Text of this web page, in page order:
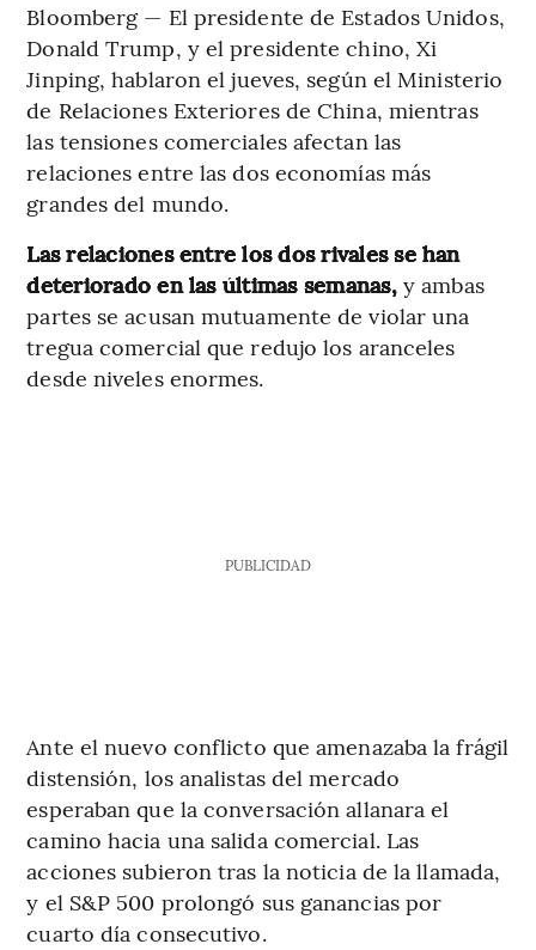
Bloomberg — El presidente de Estados Unidos,
Donald Trump, y el presidente chino, Xi
Jinping, hablaron el jueves, según el Ministerio
de Relaciones Exteriores de China, mientras
las tensiones comerciales afectan las
relaciones entre las dos economías más
grandes del mundo.
Las relaciones entre los dos rivales se han
deteriorado en las últimas semanas,y ambas
partes se acusan mutuamente de violar una
tregua comercial que redujo los aranceles
desde niveles enormes.
PUBLICIDAD
Ante el nuevo conflicto que amenazaba la frágil
distensión, los analistas del mercado
esperaban que la conversación allanara el
camino hacia una salida comercial. Las
acciones subieron tras la noticia de la llamada,
y el S&P 500 prolongó sus ganancias por
cuarto día consecutivo.